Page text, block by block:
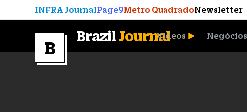
INFRA JournalPage9Metro QuadradoNewsletter
BrazilJournalVídeos Negócios